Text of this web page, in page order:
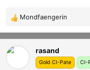
R
e
a
k
Mondfaengerin
rasand
Gold CI-Pate CI-